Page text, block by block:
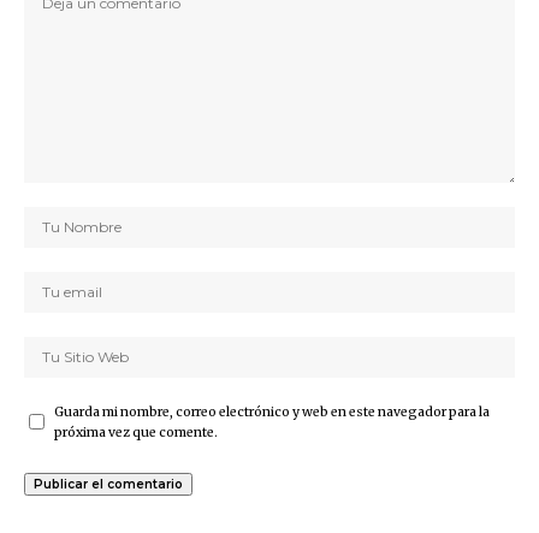
Guarda mi nombre, correo electrónico y web en este navegador para la
próxima vez que comente.